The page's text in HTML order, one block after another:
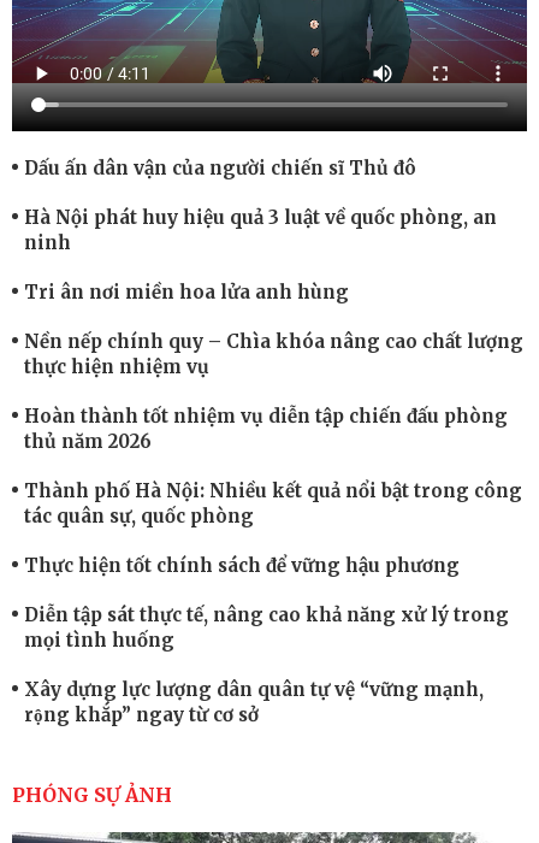
Dấu ấn dân vận của người chiến sĩ Thủ đô
Hà Nội phát huy hiệu quả 3 luật về quốc phòng, an
ninh
Tri ân nơi miền hoa lửa anh hùng
Nền nếp chính quy – Chìa khóa nâng cao chất lượng
thực hiện nhiệm vụ
Hoàn thành tốt nhiệm vụ diễn tập chiến đấu phòng
thủ năm 2026
Thành phố Hà Nội: Nhiều kết quả nổi bật trong công
tác quân sự, quốc phòng
Thực hiện tốt chính sách để vững hậu phương
Diễn tập sát thực tế, nâng cao khả năng xử lý trong
mọi tình huống
Xây dựng lực lượng dân quân tự vệ “vững mạnh,
rộng khắp” ngay từ cơ sở
cao sức mạnh chiến đấu
Tiểu đoàn Thiết giáp hoàn thành tốt diễn tập chiến
PHÓNG SỰ ẢNH